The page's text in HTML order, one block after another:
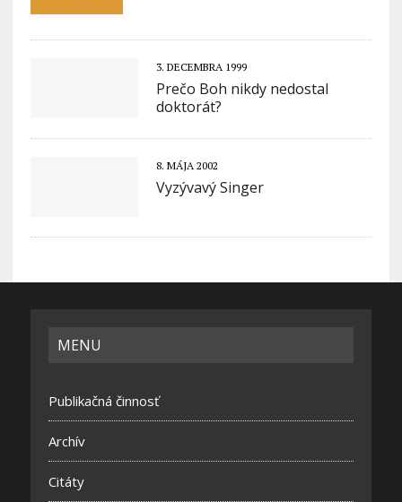
3. DECEMBRA 1999
Prečo Boh nikdy nedostal
doktorát?
8. MÁJA 2002
Vyzývavý Singer
MENU
Publikačná činnosť
Archív
Citáty